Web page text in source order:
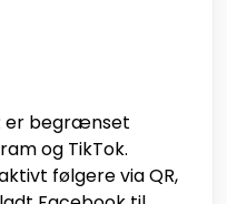
er begrænset
og TikTok.
følgere via QR,